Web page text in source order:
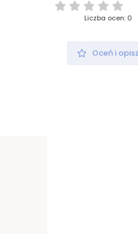
Liczba ocen: 0
Oceń i opisz